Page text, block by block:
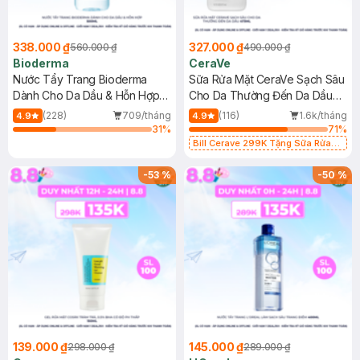
338.000 ₫560.000 ₫
Bioderma
Nước Tẩy Trang Bioderma
Dành Cho Da Dầu & Hỗn Hợp
500ml
4.9 (228)
709/tháng
31%
327.000 ₫490.000 ₫
CeraVe
Sữa Rửa Mặt CeraVe Sạch Sâu
Cho Da Thường Đến Da Dầu
473ml
4.9 (116)
1.6k/tháng
71%
Bill Cerave 299K Tặng Sữa Rửa
-53%
139.000 ₫298.000 ₫
-50%
145.000 ₫289.000 ₫